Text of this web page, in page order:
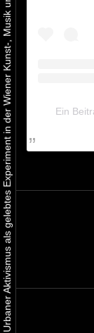
Urbaner Aktivismus als gelebtes Experiment in der Wiener Kunst-, Musik und Clubszene Ein